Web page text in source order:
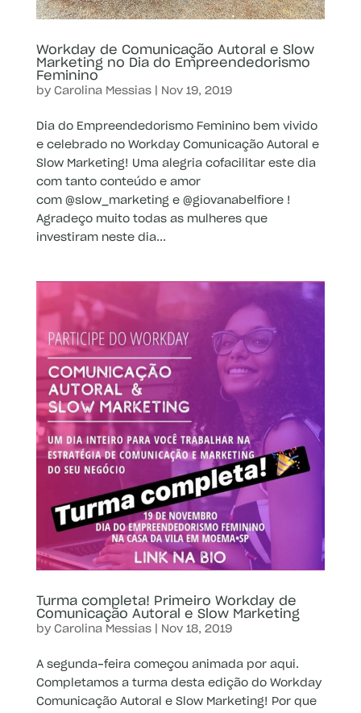
Workday de Comunicação Autoral e Slow
Marketing no Dia do Empreendedorismo
Feminino
by Carolina Messias| Nov 19, 2019
Dia do Empreendedorismo Feminino bem vivido
e celebrado no Workday Comunicação Autoral e
Slow Marketing! Uma alegria cofacilitar este dia
com tanto conteúdo e amor
com @slow_marketing e @giovanabelfiore !
Agradeço muito todas as mulheres que
investiram neste dia...
Turma completa! Primeiro Workday de
Comunicação Autoral e Slow Marketing
by Carolina Messias| Nov 18, 2019
A segunda-feira começou animada por aqui.
Completamos a turma desta edição do Workday
Comunicação Autoral e Slow Marketing! Por que